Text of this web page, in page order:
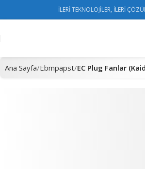
İLERİ TEKNOLOJİLER, İLERİ
Ana Sayfa Ebmpapst EC Plug Fanlar